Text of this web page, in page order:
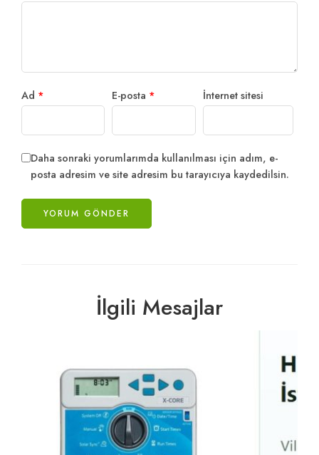
Ad * E-posta * İnternet sitesi
Daha sonraki yorumlarımda kullanılması için adım, e-
posta adresim ve site adresim bu tarayıcıya kaydedilsin.
İlgili Mesajlar